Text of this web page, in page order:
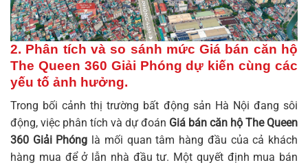
2. Phân tích và so sánh mức Giá bán căn hộ
The Queen 360 Giải Phóng dự kiến cùng các
yếu tố ảnh hưởng.
Trong bối cảnh thị trường bất động sản Hà Nội đang sôi
động, việc phân tích và dự đoán Giá bán căn hộ The Queen
360 Giải Phóng là mối quan tâm hàng đầu của cả khách
hàng mua để ở lẫn nhà đầu tư. Một quyết định mua bán